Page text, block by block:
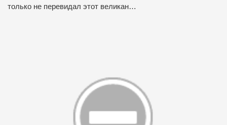
только не перевидал этот великан…